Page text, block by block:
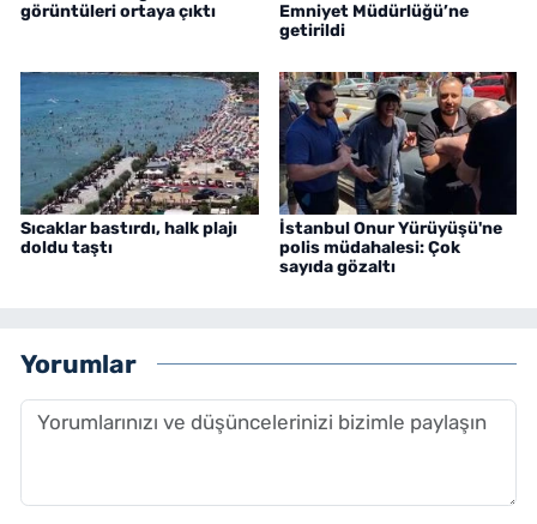
görüntüleri ortaya çıktı
Emniyet Müdürlüğü’ne
getirildi
Sıcaklar bastırdı, halk plajı
doldu taştı
İstanbul Onur Yürüyüşü'ne
polis müdahalesi: Çok
sayıda gözaltı
Yorumlar